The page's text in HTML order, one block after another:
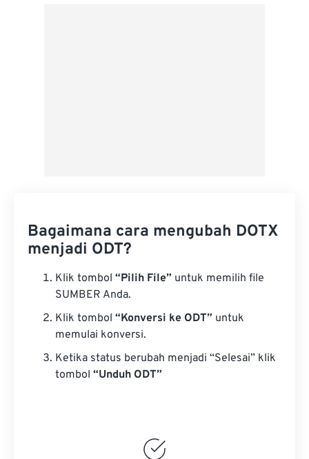
Bagaimana cara mengubah DOTX
menjadi ODT?
Klik tombol “Pilih File” untuk memilih file
SUMBER Anda.
Klik tombol “Konversi ke ODT” untuk
memulai konversi.
Ketika status berubah menjadi “Selesai” klik
tombol “Unduh ODT”